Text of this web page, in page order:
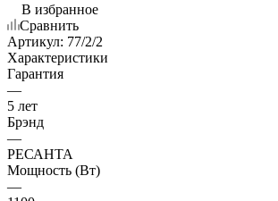
В избранное
Сравнить
Артикул: 77/2/2
Характеристики
Гарантия
—
5 лет
Брэнд
—
РЕСАНТА
Мощность (Вт)
—